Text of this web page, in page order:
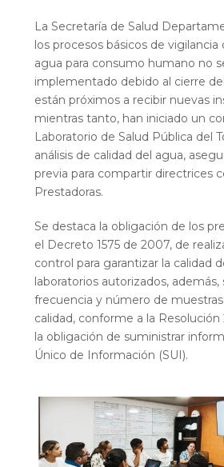
La Secretaría de Salud
los procesos básicos de vigilancia
agua para consumo humano no
implementado debido al cierre
están próximos a recibir nuevas
mientras tanto, han iniciado un
Laboratorio de Salud Pública del
análisis de calidad del agua,
previa para compartir directrices
Prestadoras.
Se destaca la obligación de los
el Decreto 1575 de 2007, de
control para garantizar la calidad
laboratorios autorizados,
frecuencia y número de
calidad, conforme a la Resolución
la obligación de suministrar
Único de Información (SUI).